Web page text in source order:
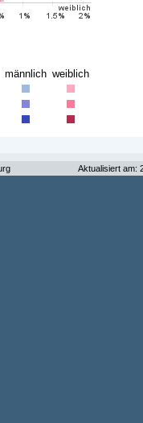
männlich weiblich
Aktualisiert am: